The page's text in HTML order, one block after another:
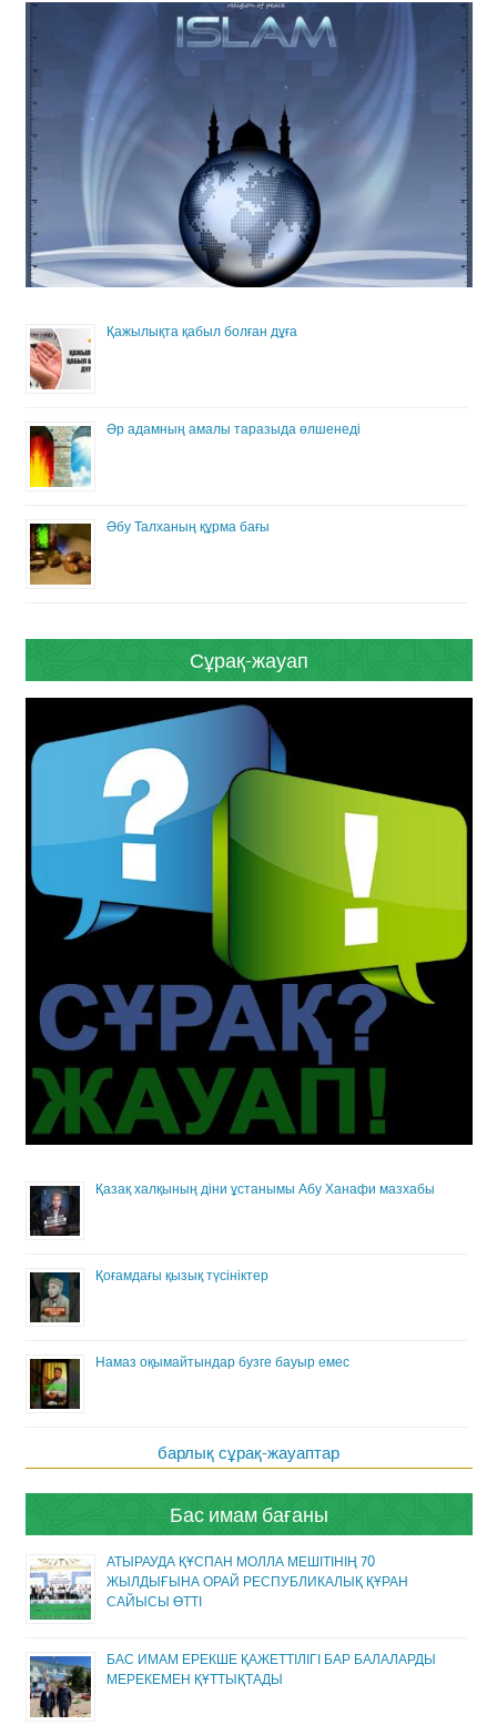
Қажылықта қабыл болған дұға
Әр адамның амалы таразыда өлшенеді
Әбу Талханың құрма бағы
Сұрақ-жауап
Қазақ халқының діни ұстанымы Абу Ханафи мазхабы
Қоғамдағы қызық түсініктер
Намаз оқымайтындар бузге бауыр емес
барлық сұрақ-жауаптар
Бас имам бағаны
АТЫРАУДА ҚҰСПАН МОЛЛА МЕШІТІНІҢ 70
ЖЫЛДЫҒЫНА ОРАЙ РЕСПУБЛИКАЛЫҚ ҚҰРАН
САЙЫСЫ ӨТТІ
БАС ИМАМ ЕРЕКШЕ ҚАЖЕТТІЛІГІ БАР БАЛАЛАРДЫ
МЕРЕКЕМЕН ҚҰТТЫҚТАДЫ